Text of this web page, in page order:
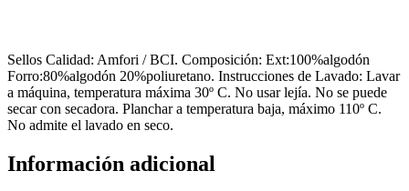
Sellos Calidad: Amfori / BCI. Composición: Ext:100%algodón
Forro:80%algodón 20%poliuretano. Instrucciones de Lavado: Lavar
a máquina, temperatura máxima 30º C. No usar lejía. No se puede
secar con secadora. Planchar a temperatura baja, máximo 110º C.
No admite el lavado en seco.
Información adicional